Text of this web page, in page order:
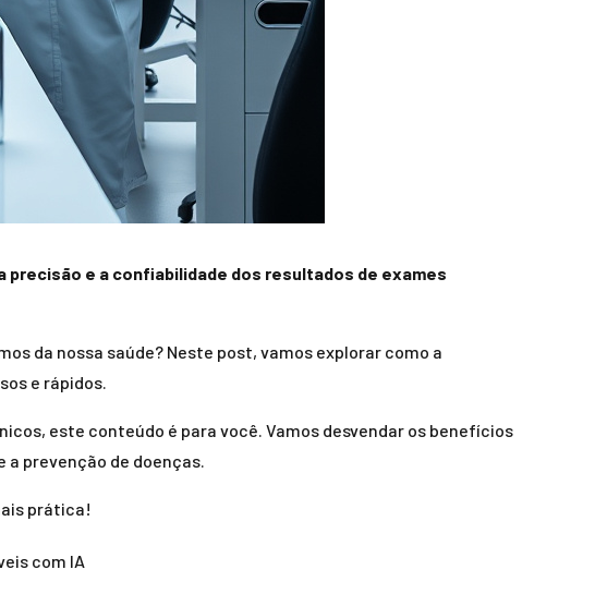
e a confiabilidade dos resultados de exames
da nossa saúde? Neste post, vamos explorar como a
e rápidos.
este conteúdo é para você. Vamos desvendar os benefícios
prevenção de doenças.
prática!